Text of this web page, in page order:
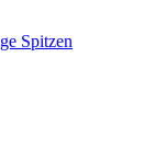
Spitzen